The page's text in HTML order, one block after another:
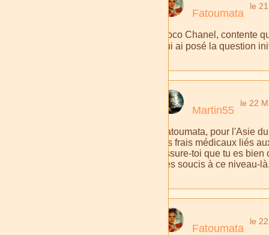
Fatoumata
le
Coco Chanel, contente
qui ai posé la question
Martin55
le 22
Fatoumata, pour l'Asie
les frais médicaux liés
assure-toi que tu es
des soucis à ce niveau-
Fatoumata
le